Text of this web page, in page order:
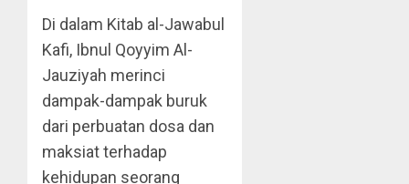
Di dalam Kitab al-Jawabul
Kafi, Ibnul Qoyyim Al-
Jauziyah merinci
dampak-dampak buruk
dari perbuatan dosa dan
maksiat terhadap
kehidupan seorang